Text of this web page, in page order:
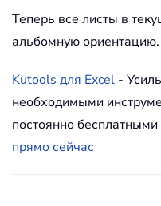
Теперь все листы в
альбомную ориентацию.
Kutools для Excel -
необходимыми
постоянно
прямо сейчас